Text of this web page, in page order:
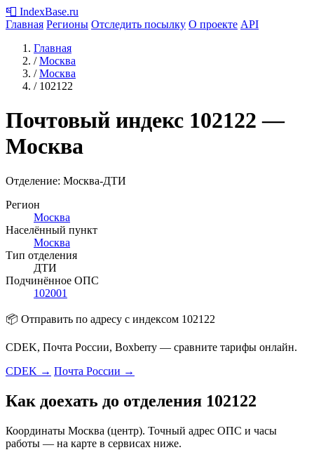
📮 IndexBase.ru
Главная Регионы Отследить посылку О проекте API
Главная
/ Москва
/ Москва
/ 102122
Почтовый индекс 102122 —
Москва
Отделение: Москва-ДТИ
Регион
Москва
Населённый пункт
Москва
Тип отделения
ДТИ
Подчинённое ОПС
102001
📦 Отправить по адресу с индексом 102122
CDEK, Почта России, Boxberry — сравните тарифы онлайн.
CDEK → Почта России →
Как доехать до отделения 102122
Координаты Москва (центр). Точный адрес ОПС и часы
работы — на карте в сервисах ниже.